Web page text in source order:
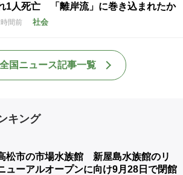
1人死亡 「離岸流」に巻き込まれたか
間前 社会
全国ニュース記事一覧
キング
松市の市場水族館 新屋島水族館のリ
ューアルオープンに向け9月28日で閉館